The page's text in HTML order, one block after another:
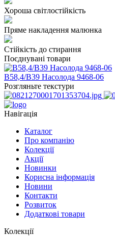
Хороша світлостійкість
Пряме накладення малюнка
Стійкість до стирання
Поєднувані товари
B58,4/В39 Насолода 9468-06
Розгляньте текстури
Навігація
Каталог
Про компанію
Колекції
Акції
Новинки
Корисна інформація
Новини
Контакти
Розвиток
Додаткові товари
Колекції